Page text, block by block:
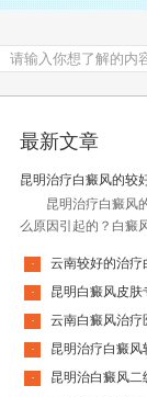
最新文章
昆明治疗白癜风的较
昆明治疗白癜风
么原因引起的？白癜
·
·
·
·
·